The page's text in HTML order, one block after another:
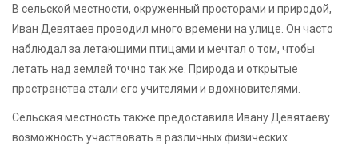
В сельской местности, окруженный просторами и природой,
Иван Девятаев проводил много времени на улице. Он часто
наблюдал за летающими птицами и мечтал о том, чтобы
летать над землей точно так же. Природа и открытые
пространства стали его учителями и вдохновителями.
Сельская местность также предоставила Ивану Девятаеву
возможность участвовать в различных физических